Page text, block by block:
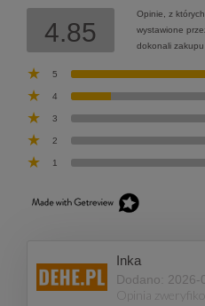
4.85
Opinie, z
wystawione
dokonali
5
4
3
2
1
Inka
Dodano: 2026-
Opinia